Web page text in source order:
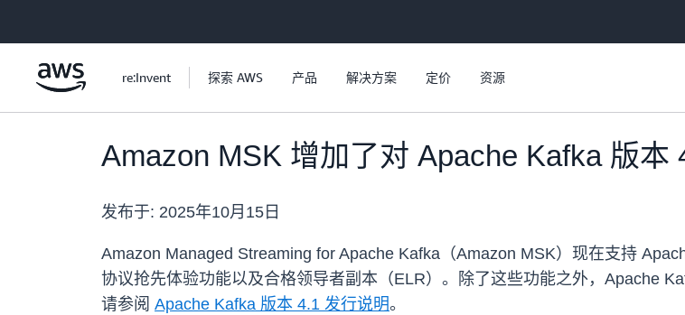
re:Invent 探索 AWS 产品 解决方案 定价 资源
Amazon MSK 增加了对 Apache Kafka 版本
发布于: 2025年10月15日
Amazon Managed Streaming for Apache Kafka（Amazon MSK）现在支持
协议抢先体验功能以及合格领导者副本（ELR）。除了这些功能之外，Apache
请参阅 Apache Kafka 版本 4.1 发行说明。